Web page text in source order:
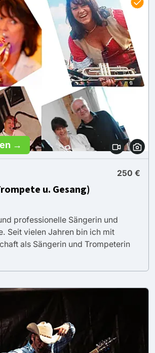
→
250 €
u. Gesang)
professionelle Sängerin und
Seit vielen Jahren bin ich mit
als Sängerin und Trompeterin